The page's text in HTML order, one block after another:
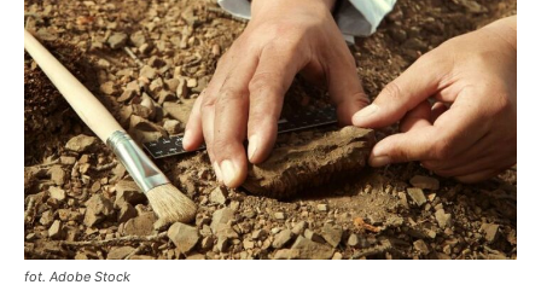
fot. Adobe Stock